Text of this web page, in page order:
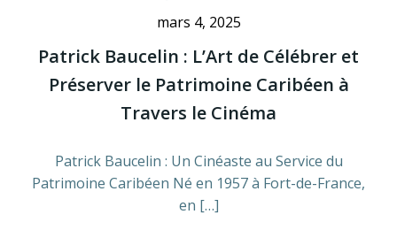
mars 4, 2025
Patrick Baucelin : L’Art de Célébrer et
Préserver le Patrimoine Caribéen à
Travers le Cinéma
Patrick Baucelin : Un Cinéaste au Service du
Patrimoine Caribéen Né en 1957 à Fort-de-France,
en […]